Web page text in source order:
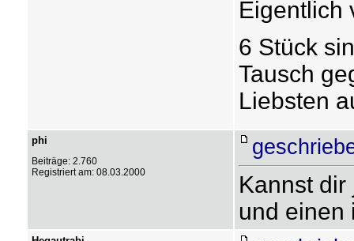
Eigentlich
6 Stück
Tausch
Liebsten
phi
Beiträge: 2.760
Registriert am: 08.03.2000
Kannst dir
und einen